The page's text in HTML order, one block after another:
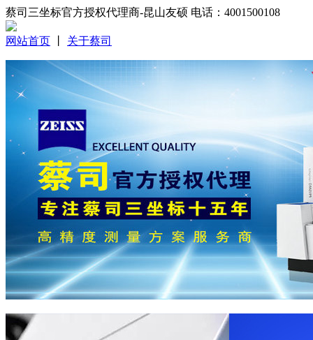
蔡司三坐标官方授权代理商-昆山友硕 电话：4001500108
网站首页 关于蔡司